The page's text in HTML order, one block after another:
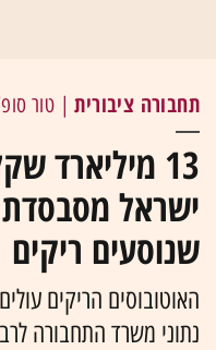
תחבורה ציבורית| טור
13 מיליארד
ישראל מסבסדת
שנוסעים ריקים